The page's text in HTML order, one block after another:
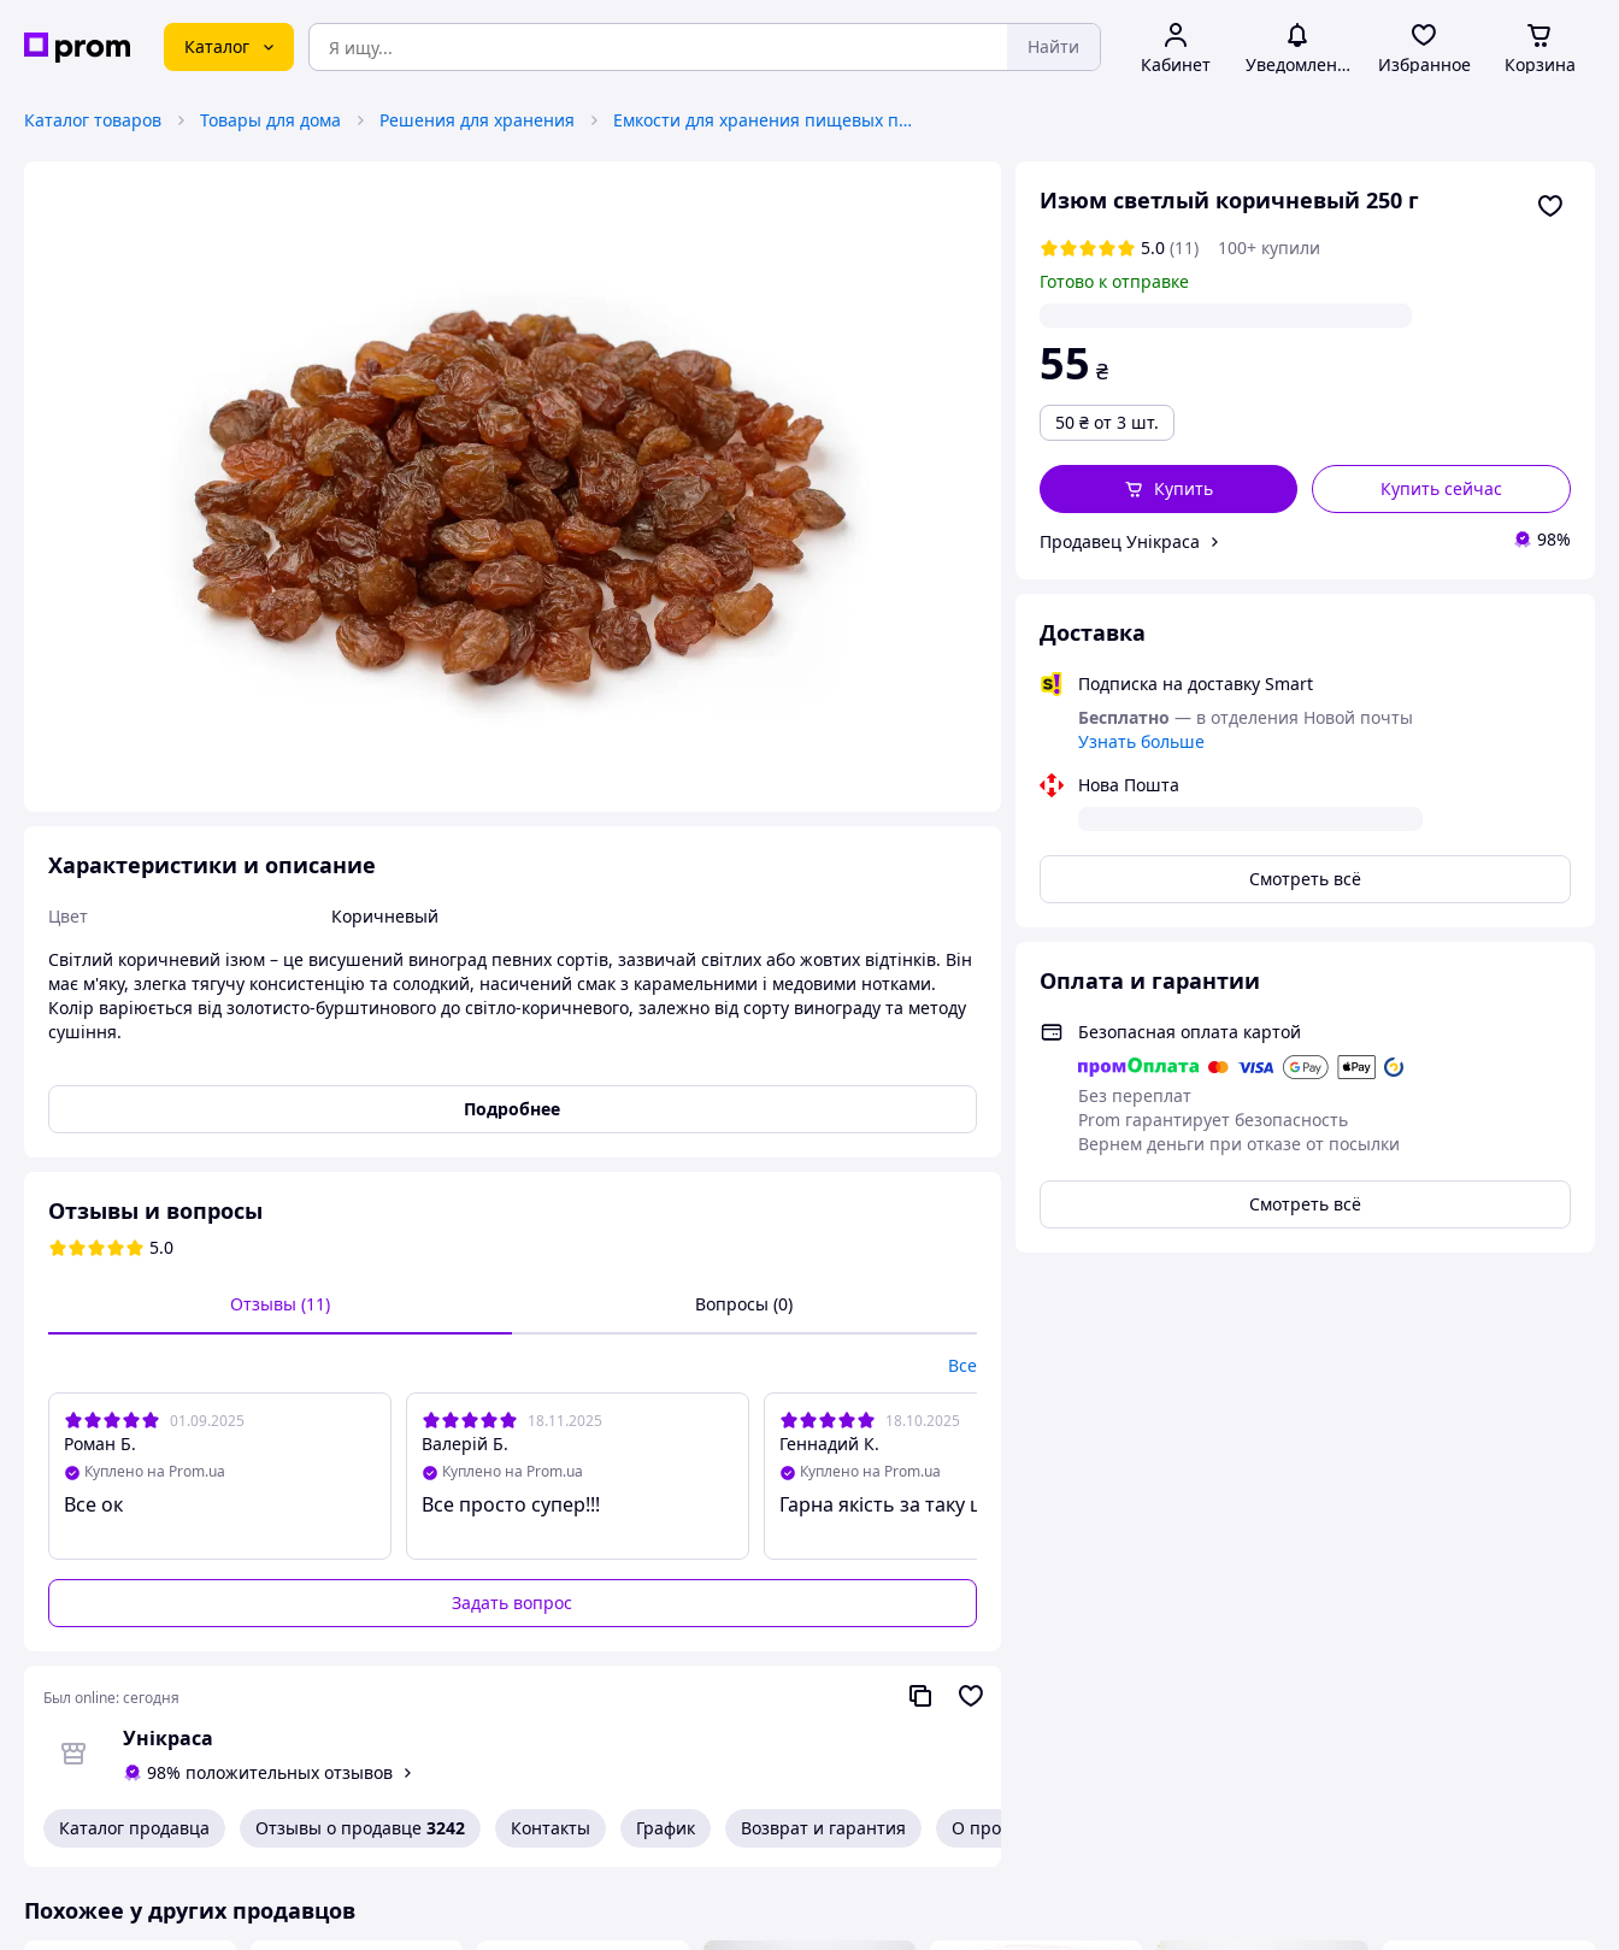
Каталог Найти
Кабинет Уведомления Избранное Корзина
Каталог товаров Товары для дома Решения для хранения Емкости для хранения пищевых продуктов
Изюм светлый коричневый 250 г
5.0 (11)
100+ купили
Готово к отправке
55 ₴
50 ₴ от 3 шт.
Купить сейчас
Купить
Продавец Унікраса 98%
Доставка
Подписка на доставку Smart
Бесплатно — в отделения Новой почты
Узнать больше
Нова Пошта
Смотреть всё
Оплата и гарантии
Безопасная оплата картой
Без переплат
Prom гарантирует безопасность
Вернем деньги при отказе от посылки
Смотреть всё
Характеристики и описание
Цвет
Коричневый
Світлий коричневий ізюм – це висушений виноград певних сортів, зазвичай світлих або жовтих відтінків. Він
має м'яку, злегка тягучу консистенцію та солодкий, насичений смак з карамельними і медовими нотками.
Колір варіюється від золотисто-бурштинового до світло-коричневого, залежно від сорту винограду та методу
сушіння.
(глюкоза, фруктоза), що робить його чудовим джерелом енергії.
Містить вітаміни групи B, які підтримують роботу нервової системи.
Поліпшує травлення
Використання:
випічку, каші, десерти, мюслі
Використовується усхідній кухнідля приготування плову та інших страв.
Подробнее
Отзывы и вопросы
5.0
Отзывы (11) Вопросы (0)
Все
01.09.2025
Роман Б.
Куплено на Prom.ua
Все ок
18.11.2025
Валерій Б.
Куплено на Prom.ua
Все просто супер!!!
18.10.2025
Геннадий К.
Куплено на Prom.ua
Гарна якість за таку ціну
Задать вопрос
Был online:сегодня
Унікраса
98% положительных отзывов
Каталог продавца Отзывы о продавце 3242 Контакты График Возврат и гарантия О продавце
Похожее у других продавцов